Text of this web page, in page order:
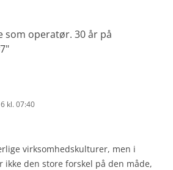
som operatør. 30 år på
"
kl. 07:40
virksomhedskulturer, men i
ikke den store forskel på den måde,